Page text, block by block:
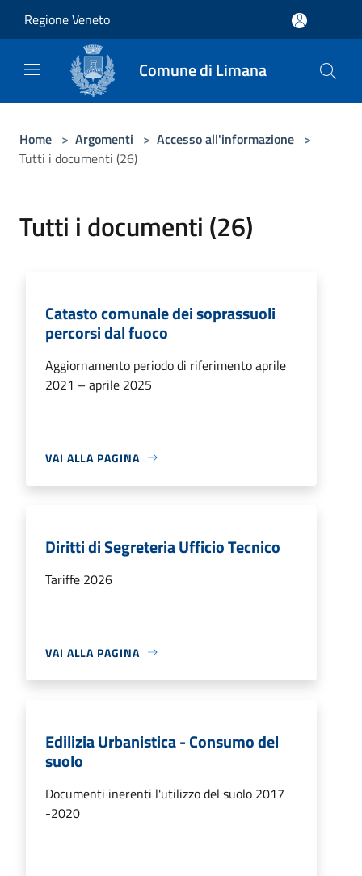
Regione Veneto
Comune di Limana
Home > Argomenti > Accesso all'informazione >
Tutti i documenti (26)
Tutti i documenti (26)
Catasto comunale dei soprassuoli
percorsi dal fuoco
Aggiornamento periodo di riferimento aprile
2021 – aprile 2025
VAI ALLA PAGINA
Diritti di Segreteria Ufficio Tecnico
Tariffe 2026
VAI ALLA PAGINA
Edilizia Urbanistica - Consumo del
suolo
Documenti inerenti l'utilizzo del suolo 2017
-2020